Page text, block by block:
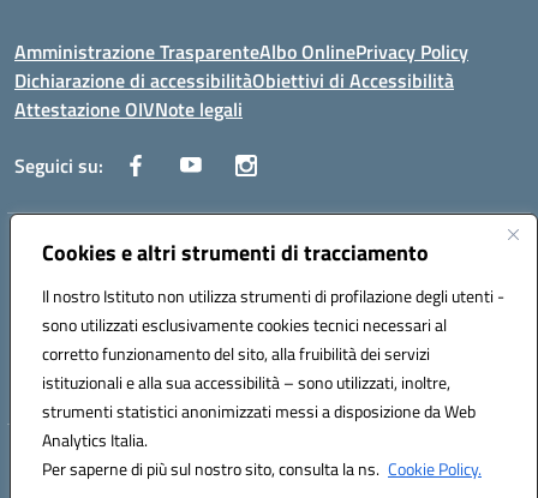
Cookies e altri strumenti di tracciamento
Il nostro Istituto non utilizza strumenti di profilazione degli utenti -
sono utilizzati esclusivamente cookies tecnici necessari al
corretto funzionamento del sito, alla fruibilità dei servizi
istituzionali e alla sua accessibilità – sono utilizzati, inoltre,
strumenti statistici anonimizzati messi a disposizione da Web
Analytics Italia.
Per saperne di più sul nostro sito, consulta la ns. Cookie Policy.
Amministrazione TrasparenteAlbo OnlinePrivacy Policy
Dichiarazione di accessibilitàObiettivi di Accessibilità
Attestazione OIVNote legali
Seguici su:
Indirizzo:Via Cesare Beccaria 70043 MONOPOLI (BA)
Posta elettronica certificata (PEC):batf26000r@pec.istruzione.it
Codice fiscale: 93491310723
Codice meccanografico: BATF26000R
Hosting & Powered by 3D Solution S.r.l.
Concept & Design by Designers Italia